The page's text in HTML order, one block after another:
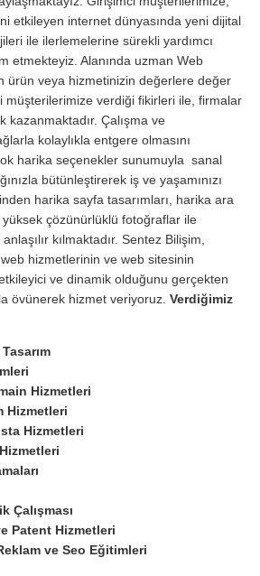
etkileyen internet dünyasında yeni dijital
ile ilerlemelerine sürekli yardımcı
etmekteyiz. Alanında uzman Web
ürün veya hizmetinizin değerlere değer
müşterilerimize verdiği fikirleri ile, firmalar
kazanmaktadır. Çalışma ve
kolaylıkla entgere olmasını
harika seçenekler sunumuyla sanal
bütünleştirerek iş ve yaşamınızı
harika sayfa tasarımları, harika ara
çözünürlüklü fotoğraflar ile
kılmaktadır. Sentez Bilişim,
hizmetlerinin ve web sitesinin
ve dinamik olduğunu gerçekten
övünerek hizmet veriyoruz. Verdiğimiz
Hizmetleri
Hizmetleri
Hizmetleri
Çalışması
Patent Hizmetleri
ve Seo Eğitimleri